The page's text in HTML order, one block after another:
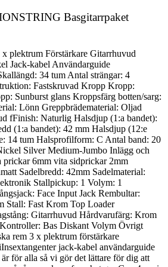
Basgitarrpaket
plektrum Förstärkare Gitarrhuvud
Jack-kabel Användarguide
34 tum Antal strängar: 4
Fastskruvad Kropp Kropp:
Sunburst glans Kroppsfärg botten/sarg:
Lönn Greppbrädematerial: Oljad
fFinish: Naturlig Halsdjup (1:a bandet):
(1:a bandet): 42 mm Halsdjup (12:e
14 tum Halsprofilform: C Antal band: 20
Silver Medium-Jumbo Inlägg och
prickar 6mm vita sidprickar 2mm
Sadelbredd: 42mm Sadelmaterial:
Stallpickup: 1 Volym: 1
Face Input Jack Rembultar:
Stall: Fast Krom Top Loader
Gitarrhuvud Hårdvarufärg: Krom
Bas Diskant Volym Övrigt
rem 3 x plektrum förstärkare
jack-kabel användarguide
för alla så vi gör det lättare för dig att